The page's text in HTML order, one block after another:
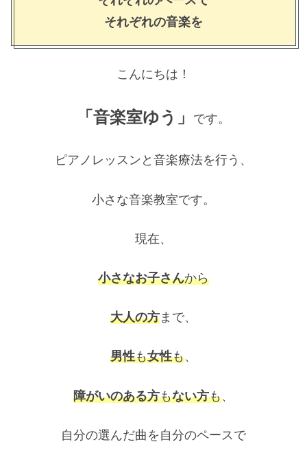
それぞれの音楽を
こんにちは！
「音楽室ゆう」 です。
ピアノレッスンと音楽療法を行う、
小さな音楽教室です。
現在、
小さなお子さんから
大人の方まで、
男性も女性も、
障がいのある方もない方も、
自分の選んだ曲を自分のペースで